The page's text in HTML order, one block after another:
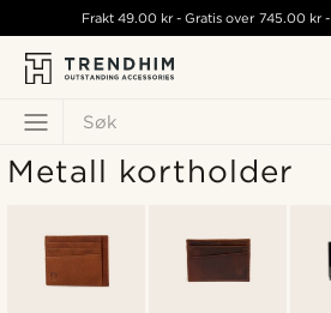
Søk
Frakt49.00 kr - Gratis over 745.00 kr-
Metall kortholder